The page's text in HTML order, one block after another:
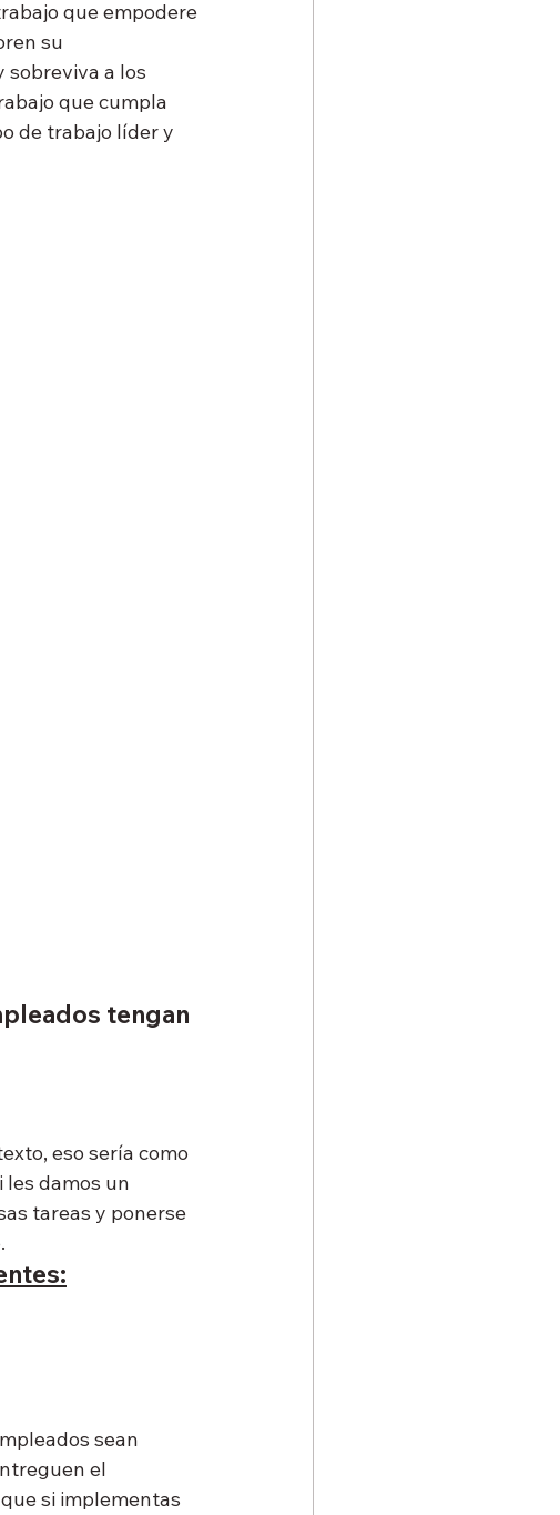
que empodere
su
sobreviva a los
que cumpla
de trabajo líder y
tengan
eso sería como
les damos un
tareas y ponerse
sean
el
si implementas